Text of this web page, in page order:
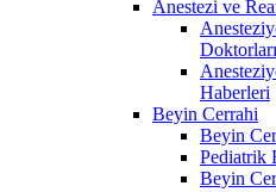
Anestezi ve
Haberleri
Beyin Cerrahi
Beyin
Pediatrik
Beyin